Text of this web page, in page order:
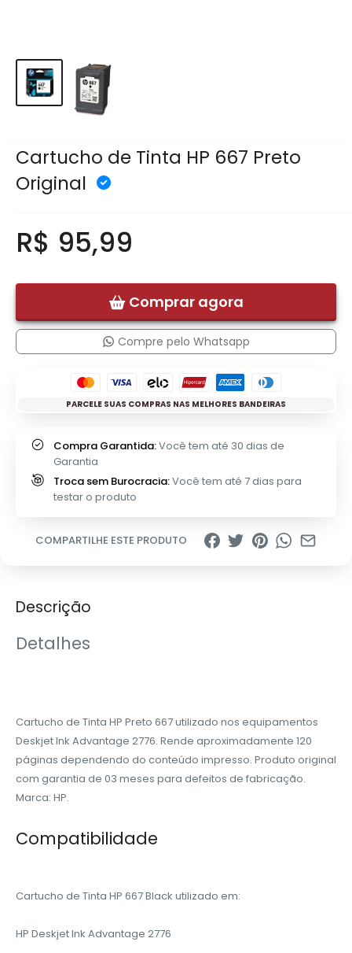
Cartucho de Tinta HP 667 Preto
Original
R$ 95,99
Comprar agora
Compre pelo Whatsapp
PARCELE SUAS COMPRAS NAS MELHORES BANDEIRAS
Compra Garantida:Você tem até 30 dias de
Garantia
Troca sem Burocracia:Você tem até 7 dias para
testar o produto
COMPARTILHE ESTE PRODUTO
Descrição
Detalhes
Cartucho de Tinta HP Preto 667 utilizado nos equipamentos
Deskjet Ink Advantage 2776. Rende aproximadamente 120
páginas dependendo do conteúdo impresso. Produto original
com garantia de 03 meses para defeitos de fabricação.
Marca: HP.
Compatibilidade
Cartucho de Tinta HP 667 Black utilizado em:
HP Deskjet Ink Advantage 2776